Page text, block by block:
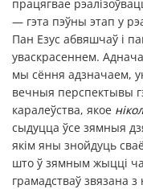
працягвае
— гэта пэўны этап у
Пан Езус абвяшчаў і
уваскрасеннем.
мы сёння адзначаем,
вечныя перспектывы
каралеўства, якое
сыдуцца ўсе зямныя
якім яны знойдуць
што ў зямным жыцці
грамадстваў звязана з